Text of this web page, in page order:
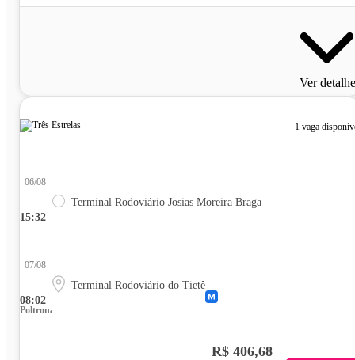
Ver
1 vaga
15:32
06/08
Terminal Rodoviário Josias Moreira Braga
08:02
07/08
Terminal Rodoviário do Tietê
Poltrona
R$ 406,68